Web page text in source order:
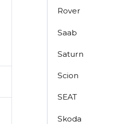
Rover
Saab
Saturn
Scion
SEAT
Skoda